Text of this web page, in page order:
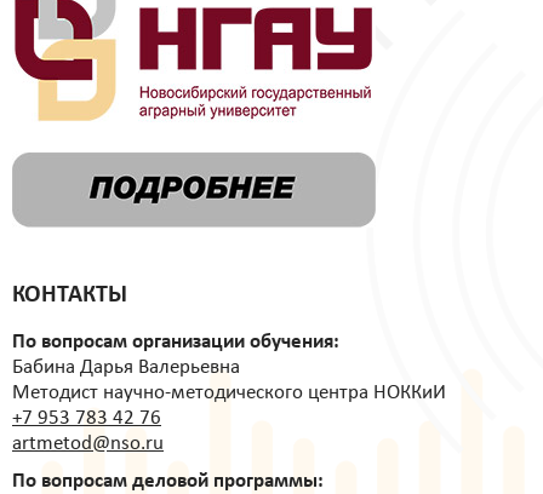
КОНТАКТЫ
По вопросам организации обучения:
Бабина Дарья Валерьевна
Методист научно-методического центра НОККиИ
+7 953 783 42 76
artmetod@nso.ru
По вопросам деловой программы: